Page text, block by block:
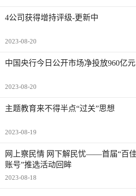
4公司获得增持评级-更新中
2023-08-20
中国央行今日公开市场净投放960亿元
2023-08-20
主题教育来不得半点“过关”思想
2023-08-19
网上察民情 网下解民忧——首届“百佳新媒体
账号”推选活动回眸
2023-08-18